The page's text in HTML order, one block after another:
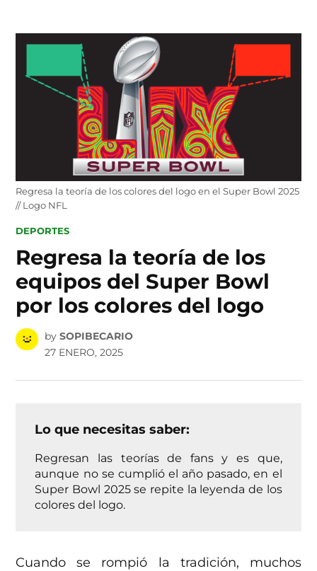
Regresa la teoría de los colores del logo en el Super Bowl 2025
// Logo NFL
POSTED
DEPORTES
Regresa la teoría de los
equipos del Super Bowl
por los colores del logo
by SOPIBECARIO
27 ENERO, 2025
Lo que necesitas saber:
Regresan las teorías de fans y es que,
aunque no se cumplió el año pasado, en el
Super Bowl 2025 se repite la leyenda de los
colores del logo.
Cuando se rompió la tradición, muchos